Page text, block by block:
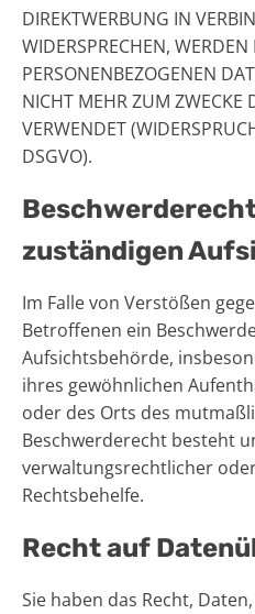
DIREKTWERBUNG IN
WIDERSPRECHEN, WERDEN
PERSONENBEZOGENEN
NICHT MEHR ZUM ZWECKE
VERWENDET
DSGVO).
zuständigen
Im Falle von Verstößen
Betroffenen ein
Aufsichtsbehörde,
ihres gewöhnlichen
oder des Orts des
Beschwerderecht besteht
verwaltungsrechtlicher
Rechtsbehelfe.
Recht auf
Sie haben das Recht,